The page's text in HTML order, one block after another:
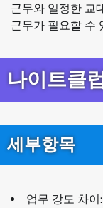
근무와 일정한 교
근무가 필요할 수
나이트클
세부항목
업무 강도 차